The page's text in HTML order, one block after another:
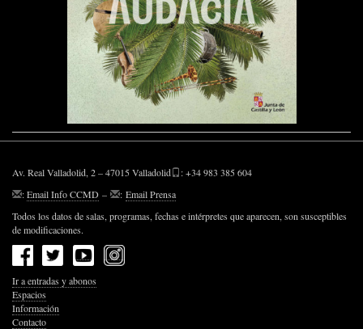
Av. Real Valladolid, 2 – 47015 Valladolid
: +34 983 385 604
:Email Info CCMD – : Email Prensa
Todos los datos de salas, programas, fechas e intérpretes que aparecen, son susceptibles
de modificaciones.
Ir a entradas y abonos
Espacios
Información
Contacto